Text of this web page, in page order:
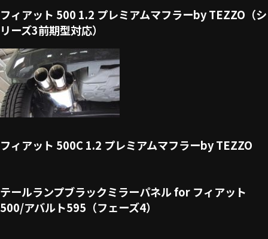
フィアット 500 1.2 プレミアムマフラーby TEZZO（シ
リーズ3前期型対応）
フィアット 500C 1.2 プレミアムマフラーby TEZZO
テールランプブラックミラーパネル for フィアット
500/アバルト595（フェーズ4）